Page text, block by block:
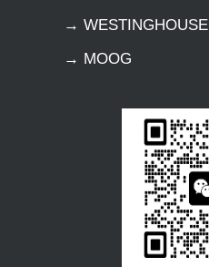
→ WESTINGHOUSE
→ MOOG